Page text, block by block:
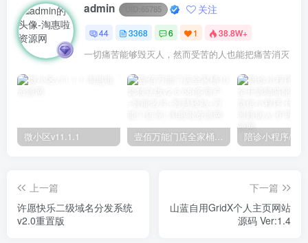
admin 65785 关注
44 3368 6 1 38.8W+
一切痛苦能够毁灭人，然而受苦的人也能把痛苦消灭
微小区v11.1.1 壹佰万能门店全家桶10套独立版v2.6.68(​多商户+智能名片+智慧轻站+万能门店等)
上一篇
许愿快乐二级域名分发系统
v2.0重置版
下一篇
山蓝自用GridX个人主页网站
源码 Ver:1.4